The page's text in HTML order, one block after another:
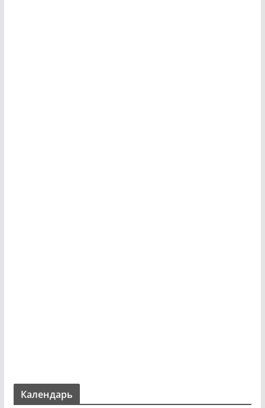
Календарь